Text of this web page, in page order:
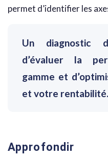
permet d’identifier les
Un diagnostic
d’évaluer la
gamme et
et votre rentabilité.
Approfondir